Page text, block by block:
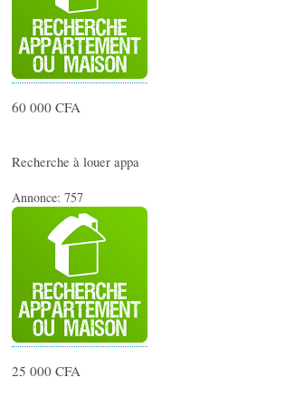
60 000 CFA
Recherche à louer appa
Annonce: 757
25 000 CFA